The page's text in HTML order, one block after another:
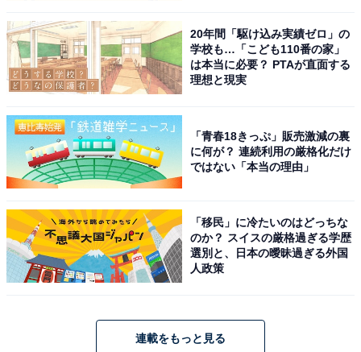
20年間「駆け込み実績ゼロ」の
学校も…「こども110番の家」
は本当に必要？ PTAが直面する
理想と現実
「青春18きっぷ」販売激減の裏
に何が？ 連続利用の厳格化だけ
ではない「本当の理由」
「移民」に冷たいのはどっちな
のか？ スイスの厳格過ぎる学歴
選別と、日本の曖昧過ぎる外国
人政策
連載をもっと見る